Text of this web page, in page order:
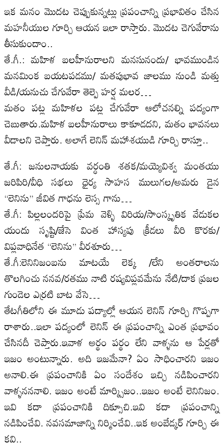
ఇక మనం మొదట చెప్పుకున్నట్లు ప్రపంచాన్ని ప్రభావితం చేసిన
మహనీయుల గూర్చి ఆయన ఇలా రాస్తారు. మొదట చెగువేరాను
తీసుకుందాం..
తే.గీ.: మహిళ బలహీనురాలని మనసునందు/ భావముండిన
మనమింక బయటపడము/ మతపుభావ జాలము నుండి మత్తు
వీడి/యనుచు చేగువేరా తెల్పె హర్ష మలర…
మతం పట్ల మహిళల పట్ల చేగువేరా ఆలోచనల్ని పద్యంగా
చెబుతారు.మహిళ బలహీనురాలు కాకూడదని, మతం భావనలు
వీడాలని చెప్తారు. అలాగే లెనిన్‌ మహాశయుడి గూర్చి రాస్తూ..
తే.గీ: జనులనాయకు వర్ధంతి శతక/మయ్యెవిశ్వ మంతయు
జరిపిరి/వీధి సభలు ధైర్య సాహస ములుగల/అమరు డైన
‘‘లెనిను’’ జీవిత గాధను లెస్స గాను…
తే.గీ: పిల్లలందరిపై ప్రేమ వెళ్ళి విరియ/సాంస్కృతిక వేడుకల
యందు సృష్టి/జేసె వింత హాస్యపు క్రీడలు వీరి కొరకు/
విప్లవాధినేత ‘‘లెనిను’’ వీరశూరు…
తే.గీ:లెనినిజంబను మాటయే లెక్క /లేని అంతరాలను
తొలగించు ననవ/రతము నాటి రష్యవిప్లవమేను నేటి/దాక ప్రజల
గుండెల ఎర్రటి బాట వేసె…
తేటగీతిలోని ఈ మూడు పద్యాల్లో ఆయన లెనిన్‌ గూర్చి గొప్పగా
రాశారు..ఇలా పద్యంలో లెనిన్‌ ఈ ప్రపంచాన్ని ఎంత ప్రభావం
చేసినదీ చెప్తారు.ఇవాళ అర్థం పర్థం లేని వాళ్ళను ఆ పేర్లతో
ఇజం అంటున్నారు. అది ఇజమేనా? ఏం సాధించారని ఇజం
అనాలి.ఈ ప్రపంచానికి ఏం సందేశం ఇచ్చి నడిపించారని
వాళ్ళనననాలి. ఇజం అంటే మార్క్సిజం..ఇజం అంటే లెనినిజం.
ఇవి కదా ప్రపంచానికి దిక్సూచి.ఇవి కదా ప్రపంచాన్ని
నడిపించేవి. నవసమాజాన్ని నిర్మించేవి..ఇక అంబేడ్కర్‌ గూర్చి ఈ
కవి..